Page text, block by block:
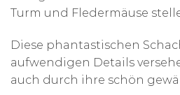
Turm und Fledermäuse
Diese phantastischen
aufwendigen Details
auch durch ihre schön